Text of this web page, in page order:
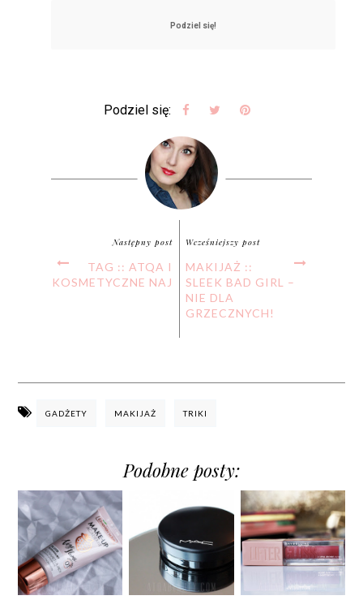
Podziel się!
Podziel się:
Następny post
TAG :: ATQA I
KOSMETYCZNE NAJ
Wcześniejszy post
MAKIJAŻ ::
SLEEK BAD GIRL –
NIE DLA
GRZECZNYCH!
GADŻETY MAKIJAŻ TRIKI
Podobne posty: